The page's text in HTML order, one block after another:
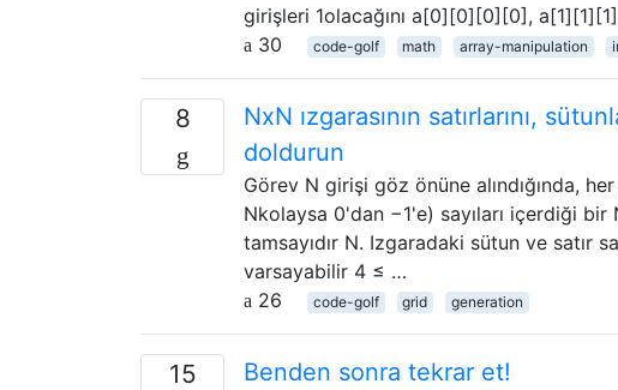
girişleri 1olacağını a[0][0][0][0],
30
code-golf math array-manipulation
8
NxN ızgarasının satırlarını,
doldurun
Görev N girişi göz önüne alındığında,
Nkolaysa 0'dan −1'e) sayıları içerdiği
tamsayıdır N. Izgaradaki sütun ve satır
varsayabilir 4 ≤ …
26
code-golf grid generation
15 Benden sonra tekrar et!